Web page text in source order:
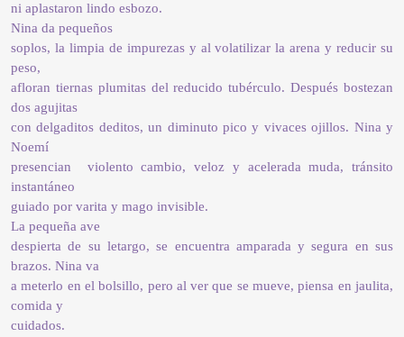
ni aplastaron lindo esbozo.
Nina da pequeños
soplos, la limpia de impurezas y al volatilizar la arena y reducir su
peso,
afloran tiernas plumitas del reducido tubérculo. Después bostezan
dos agujitas
con delgaditos deditos, un diminuto pico y vivaces ojillos. Nina y
Noemí
presencian violento cambio, veloz y acelerada muda, tránsito
instantáneo
guiado por varita y mago invisible.
La pequeña ave
despierta de su letargo, se encuentra amparada y segura en sus
brazos. Nina va
a meterlo en el bolsillo, pero al ver que se mueve, piensa en jaulita,
comida y
cuidados.